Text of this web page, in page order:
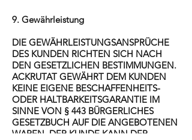
9. Gewährleistung
DIE GEWÄHRLEISTUNGSANSPRÜCHE
DES KUNDEN RICHTEN SICH NACH
DEN GESETZLICHEN BESTIMMUNGEN.
ACKRUTAT GEWÄHRT DEM KUNDEN
KEINE EIGENE BESCHAFFENHEITS-
ODER HALTBARKEITSGARANTIE IM
SINNE VON § 443 BÜRGERLICHES
GESETZBUCH AUF DIE ANGEBOTENEN
WAREN. DER KUNDE KANN DER